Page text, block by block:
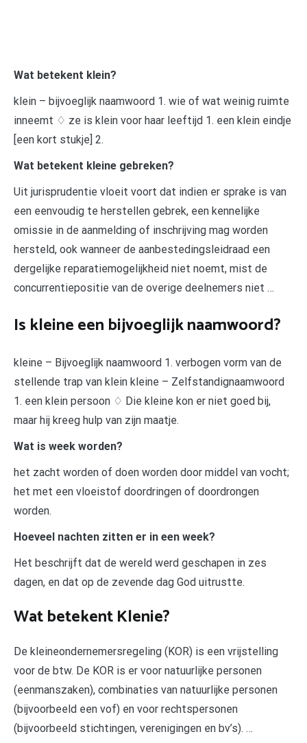
Wat betekent klein?
klein – bijvoeglijk naamwoord 1. wie of wat weinig ruimte
inneemt ♢ ze is klein voor haar leeftijd 1. een klein eindje
[een kort stukje] 2.
Wat betekent kleine gebreken?
Uit jurisprudentie vloeit voort dat indien er sprake is van
een eenvoudig te herstellen gebrek, een kennelijke
omissie in de aanmelding of inschrijving mag worden
hersteld, ook wanneer de aanbestedingsleidraad een
dergelijke reparatiemogelijkheid niet noemt, mist de
concurrentiepositie van de overige deelnemers niet …
Is kleine een bijvoeglijk naamwoord?
kleine – Bijvoeglijk naamwoord 1. verbogen vorm van de
stellende trap van klein kleine – Zelfstandignaamwoord
1. een klein persoon ♢ Die kleine kon er niet goed bij,
maar hij kreeg hulp van zijn maatje.
Wat is week worden?
het zacht worden of doen worden door middel van vocht;
het met een vloeistof doordringen of doordrongen
worden.
Hoeveel nachten zitten er in een week?
Het beschrijft dat de wereld werd geschapen in zes
dagen, en dat op de zevende dag God uitrustte.
Wat betekent Klenie?
De kleineondernemersregeling (KOR) is een vrijstelling
voor de btw. De KOR is er voor natuurlijke personen
(eenmanszaken), combinaties van natuurlijke personen
(bijvoorbeeld een vof) en voor rechtspersonen
(bijvoorbeeld stichtingen, verenigingen en bv’s). …